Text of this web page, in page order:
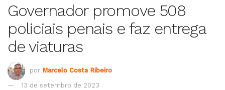
Governador promove 508
policiais penais e faz entrega
de viaturas
por Marcelo Costa Ribeiro
13 de setembro de 2023